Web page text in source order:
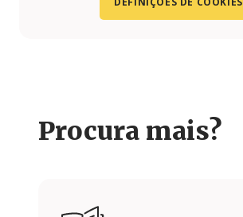
Procura mais?